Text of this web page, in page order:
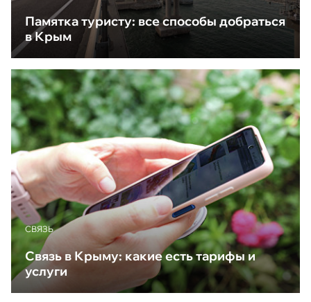
Памятка туристу: все способы добраться
в Крым
CВЯЗЬ
Связь в Крыму: какие есть тарифы и
услуги